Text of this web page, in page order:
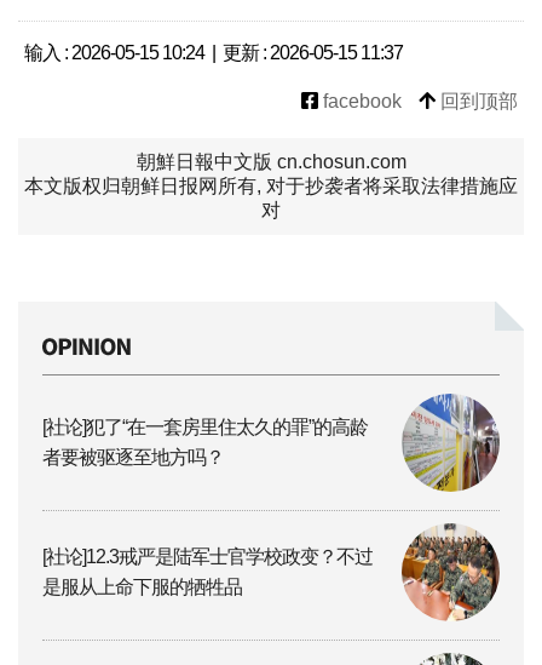
输入 : 2026-05-15 10:24 | 更新 : 2026-05-15 11:37
facebook 回到顶部
朝鮮日報中文版 cn.chosun.com
本文版权归朝鲜日报网所有, 对于抄袭者将采取法律措施应
对
[社论]犯了“在一套房里住太久的罪”的高龄
者要被驱逐至地方吗？
[社论]12.3戒严是陆军士官学校政变？不过
是服从上命下服的牺牲品